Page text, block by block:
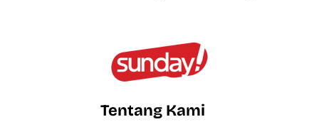
Tentang Kami